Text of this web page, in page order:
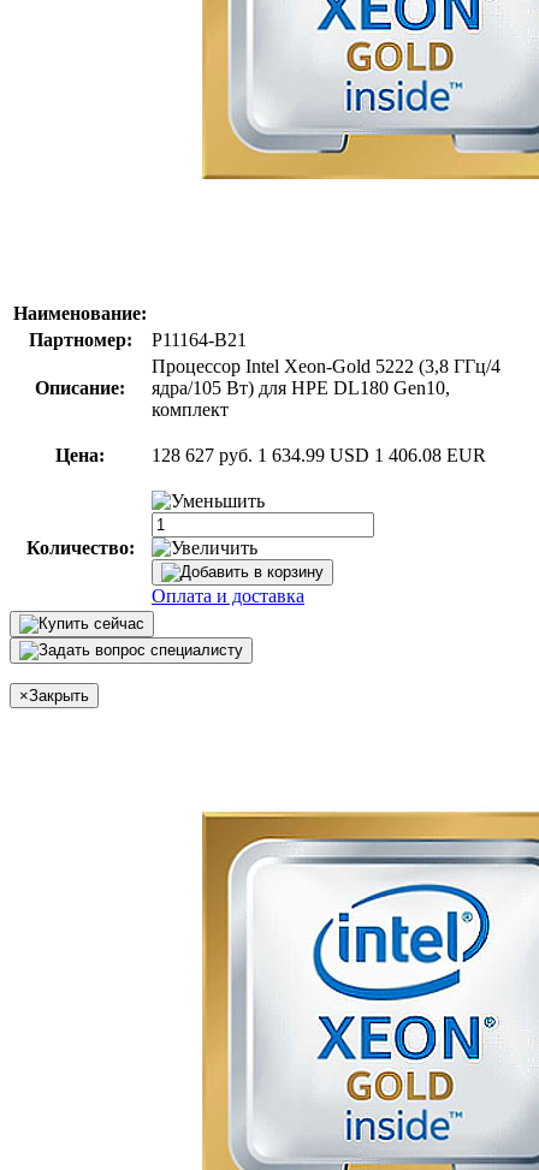
Наименование:
Партномер:
P11164-B21
Описание:
Процессор Intel Xeon-Gold 5222 (3,8 ГГц/4
ядра/105 Вт) для HPE DL180 Gen10,
комплект
Цена: 128 627 руб. 1 634.99 USD 1 406.08 EUR
Количество:
Оплата и доставка
×Закрыть